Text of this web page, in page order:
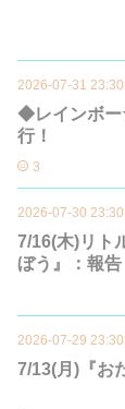
2026-07-31
◆レインボ
行！
3
2026-07-30
7/16(木)リト
ぼう』：報告
2026-07-29
7/13(月)『お